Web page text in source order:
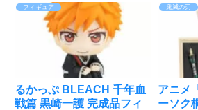
で、人懐っこい「ミャクミャク」
ならではのポージングを実現！
「2025年大阪・関西万博 公式ラ
場！強さ
力的な
いて再
ドレス
フィギュア
るかっぷ BLEACH 千年血
戦篇 黒崎一護 完成品フィ
鬼滅の刃
アニメ
ーソク